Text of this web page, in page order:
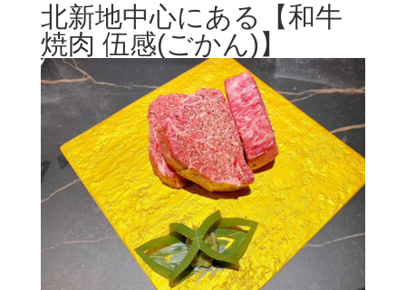
北新地中心にある【和牛
焼肉 伍感(ごかん)】